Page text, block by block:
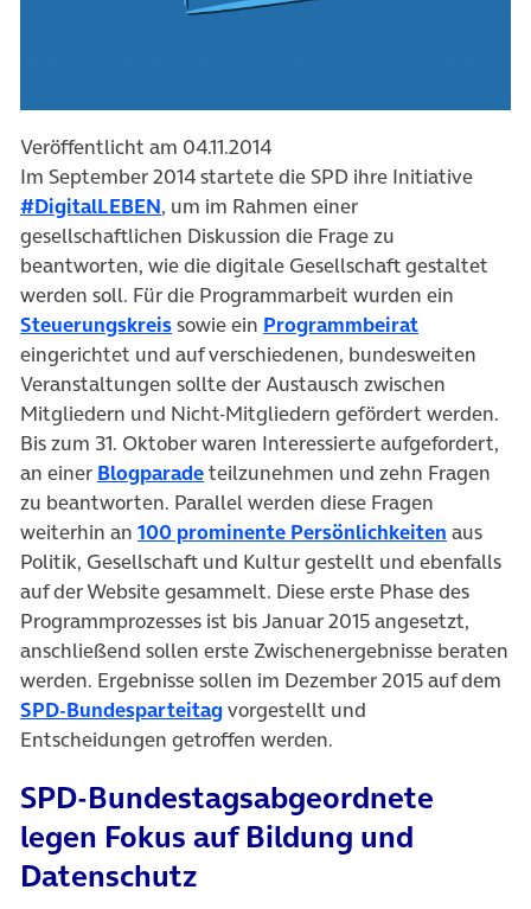
Veröffentlicht am 04.11.2014
Im September 2014 startete die SPD ihre Initiative
#DigitalLEBEN(öffnet in neuem Tab)
, um im Rahmen einer
gesellschaftlichen Diskussion die Frage zu
beantworten, wie die digitale Gesellschaft gestaltet
werden soll. Für die Programmarbeit wurden ein
Steuerungskreis(öffnet in neuem Tab)
sowie ein Programmbeirat(öffnet in
eingerichtet und auf verschiedenen, bundesweiten
Veranstaltungen sollte der Austausch zwischen
Mitgliedern und Nicht-Mitgliedern gefördert werden.
Bis zum 31. Oktober waren Interessierte aufgefordert,
an einer Blogparade(öffnet in neuem Tab)
teilzunehmen und zehn Fragen
zu beantworten. Parallel werden diese Fragen
weiterhin an 100 prominente Persönlichkeiten (öffnet
aus
Politik, Gesellschaft und Kultur gestellt und ebenfalls
auf der Website gesammelt. Diese erste Phase des
Programmprozesses ist bis Januar 2015 angesetzt,
anschließend sollen erste Zwischenergebnisse beraten
werden. Ergebnisse sollen im Dezember 2015 auf dem
SPD-Bundesparteitag(öffnet in neuem Tab)
vorgestellt und
Entscheidungen getroffen werden.
SPD-Bundestagsabgeordnete
legen Fokus auf Bildung und
Datenschutz